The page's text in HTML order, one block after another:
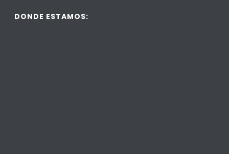
DONDE ESTAMOS: